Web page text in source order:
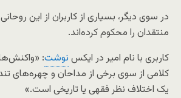
در سوی دیگر، بسیاری از کاربران از این
منتقدان را محکوم کرده‌اند.
کاربری با نام امیر در ایکس نوشت:
کلامی از سوی برخی از مداحان و چهره‌های
یک اختلاف نظر فقهی یا تاریخی است.»